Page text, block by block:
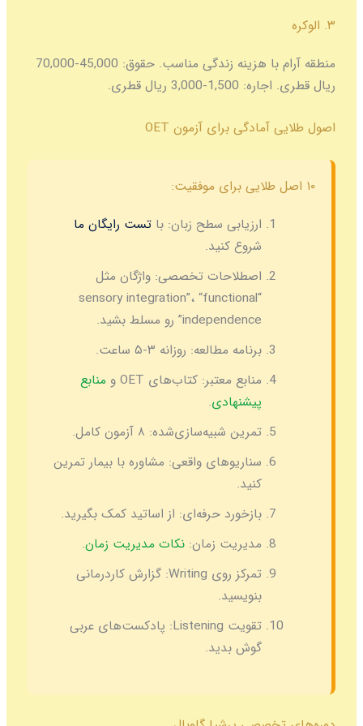
۳. الوکره
منطقه آرام با هزینه زندگی مناسب. حقوق: 45,000-70,000
ریال قطری. اجاره: 1,500-3,000 ریال قطری.
اصول طلایی آمادگی برای آزمون OET
۱۰ اصل طلایی برای موفقیت:
ارزیابی سطح زبان: باتست رایگان ما
شروع کنید.
اصطلاحات تخصصی: واژگان مثل
“sensory integration”، “functional
independence” رو مسلط بشید.
برنامه مطالعه: روزانه ۳-۵ ساعت.
منابع معتبر: کتاب‌های OET و
منابع
پیشنهادی.
تمرین شبیه‌سازی‌شده:
سناریوهای واقعی: مشاوره با بیمار تمرین
کنید.
بازخورد حرفه‌ای: از اساتید کمک بگیرید.
مدیریت زمان: نکات مدیریت زمان.
تمرکز روی Writing:
گزارش کاردرمانی
بنویسید.
تقویت Listening:
پادکست‌های عربی
گوش بدید.